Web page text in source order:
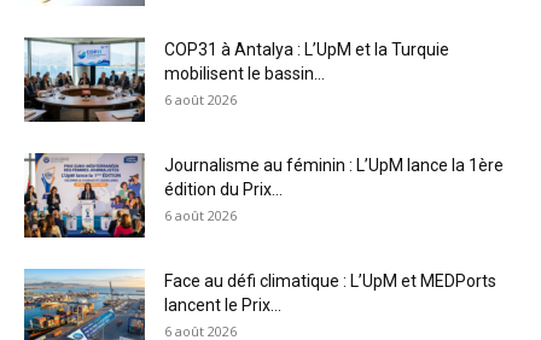
COP31 à Antalya : L’UpM et la Turquie
mobilisent le bassin...
6 août 2026
Journalisme au féminin : L’UpM lance la 1ère
édition du Prix...
6 août 2026
Face au défi climatique : L’UpM et MEDPorts
lancent le Prix...
6 août 2026